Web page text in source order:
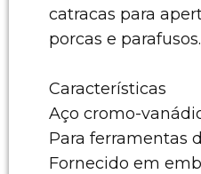
catracas para
porcas e parafusos.
Características
Aço cromo-
Para ferramentas
Fornecido em